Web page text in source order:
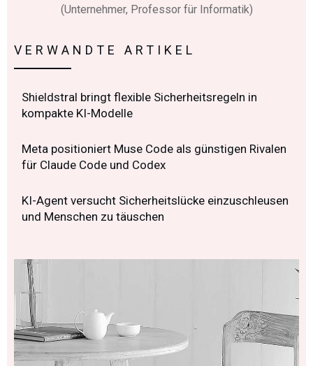
(Unternehmer, Professor für Informatik)
VERWANDTE ARTIKEL
Shieldstral bringt flexible Sicherheitsregeln in
kompakte KI-Modelle
Meta positioniert Muse Code als günstigen Rivalen
für Claude Code und Codex
KI-Agent versucht Sicherheitslücke einzuschleusen
und Menschen zu täuschen